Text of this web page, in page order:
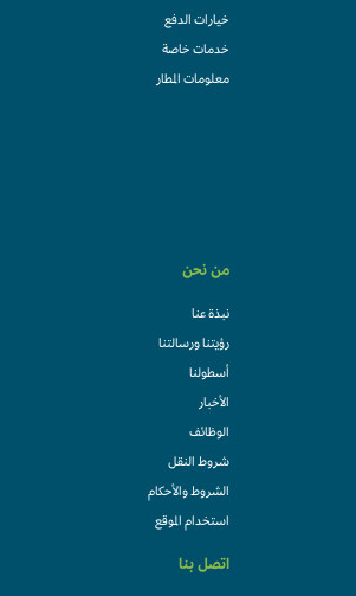
خيارات الدفع
خدمات خاصة
معلومات المطار
من نحن
نبذة عنا
رؤيتنا ورسالتنا
أسطولنا
الأخبار
الوظائف
شروط النقل
الشروط والأحكام
استخدام الموقع
اتصل بنا